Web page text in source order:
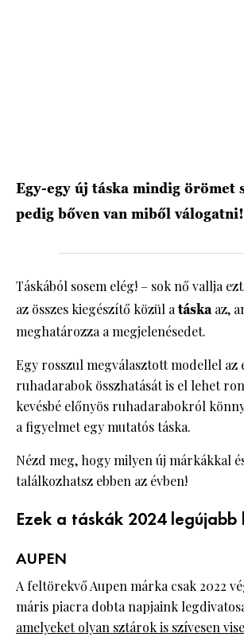
Egy-egy új táska mindig örömet
pedig bőven van miből válogatni!
Táskából sosem elég! – sok nő vallja
az összes kiegészítő közül atáskaaz,
meghatározza a megjelenésedet.
Egy rosszul megválasztott modellel az
ruhadarabok összhatását is el lehet
kevésbé előnyös ruhadarabokról
a figyelmet egy mutatós táska.
Nézd meg, hogy milyen új márkákkal
találkozhatsz ebben az évben!
Ezek a táskák 2024 legújabb
AUPEN
A feltörekvő Aupen márka csak 2022
máris piacra dobta napjaink
amelyeket olyan sztárok is szívesen